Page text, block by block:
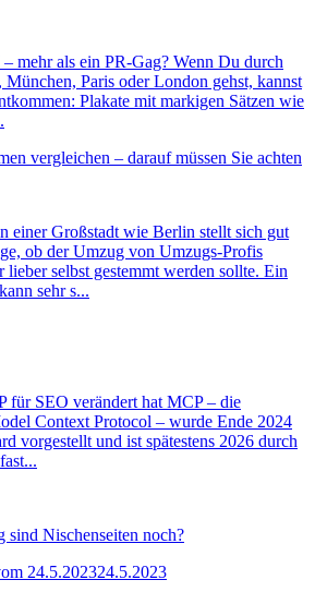
mehr als ein PR-Gag? Wenn Du durch
Paris oder London gehst, kannst
Plakate mit markigen Sätzen wie
vergleichen – darauf müssen Sie achten
einer Großstadt wie Berlin stellt sich gut
ob der Umzug von Umzugs-Profis
lieber selbst gestemmt werden sollte. Ein
sehr s...
für SEO verändert hat MCP – die
Context Protocol – wurde Ende 2024
vorgestellt und ist spätestens 2026 durch
sind Nischenseiten noch?
24.5.2023